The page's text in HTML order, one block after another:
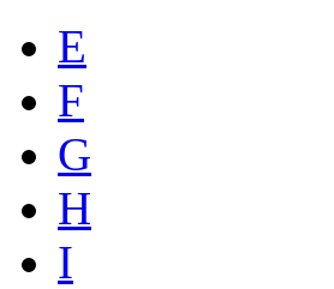
E
F
G
H
I